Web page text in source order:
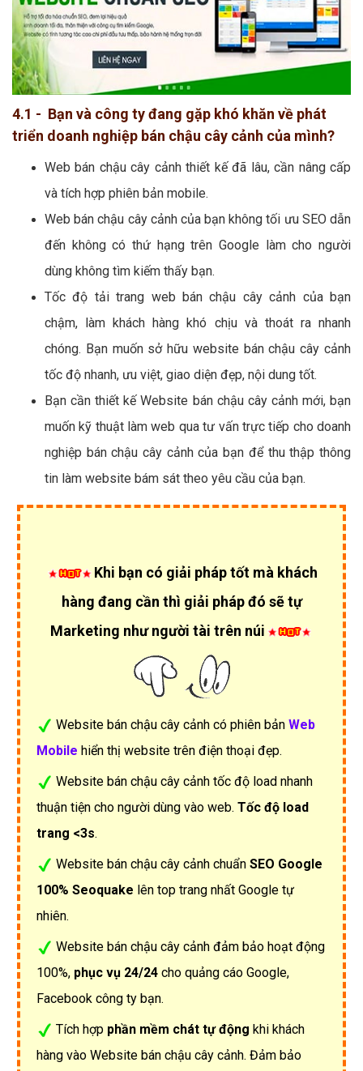
4.1 - Bạn và công ty đang gặp khó khăn về phát
triển doanh nghiệp bán chậu cây cảnh của mình?
Web bán chậu cây cảnh thiết kế đã lâu, cần nâng cấp
và tích hợp phiên bản mobile.
Web bán chậu cây cảnh của bạn không tối ưu SEO dẫn
đến không có thứ hạng trên Google làm cho người
dùng không tìm kiếm thấy bạn.
Tốc độ tải trang web bán chậu cây cảnh của bạn
chậm, làm khách hàng khó chịu và thoát ra nhanh
chóng. Bạn muốn sở hữu website bán chậu cây cảnh
tốc độ nhanh, ưu việt, giao diện đẹp, nội dung tốt.
Bạn cần thiết kế Website bán chậu cây cảnh mới, bạn
muốn kỹ thuật làm web qua tư vấn trực tiếp cho doanh
nghiệp bán chậu cây cảnh của bạn để thu thập thông
tin làm website bám sát theo yêu cầu của bạn.
Khi bạn có giải pháp tốt mà khách
hàng đang cần thì giải pháp đó sẽ tự
Marketing như người tài trên núi
Website bán chậu cây cảnh có phiên bản Web
Mobile hiển thị website trên điện thoại đẹp.
Website bán chậu cây cảnh tốc độ load nhanh
thuận tiện cho người dùng vào web. Tốc độ load
trang <3s.
Website bán chậu cây cảnh chuẩn SEO Google
100% Seoquake lên top trang nhất Google tự
nhiên.
Website bán chậu cây cảnh đảm bảo hoạt động
100%, phục vụ 24/24 cho quảng cáo Google,
Facebook công ty bạn.
Tích hợp phần mềm chát tự động khi khách
hàng vào Website bán chậu cây cảnh. Đảm bảo